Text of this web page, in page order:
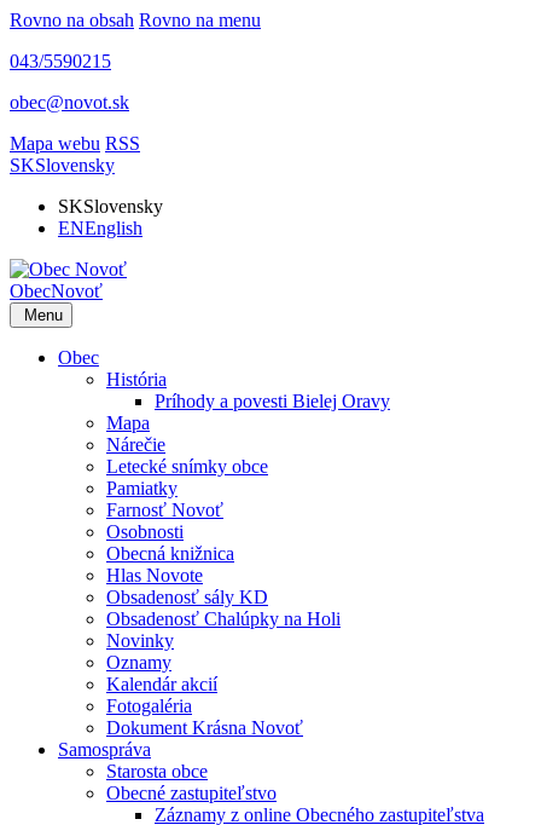
Rovno na obsah Rovno na menu
043/5590215
obec@novot.sk
Mapa webu RSS
SKSlovensky
SKSlovensky
ENEnglish
ObecNovoť
Menu
Obec
História
Príhody a povesti Bielej Oravy
Mapa
Nárečie
Letecké snímky obce
Pamiatky
Farnosť Novoť
Osobnosti
Obecná knižnica
Hlas Novote
Obsadenosť sály KD
Obsadenosť Chalúpky na Holi
Novinky
Oznamy
Kalendár akcií
Fotogaléria
Dokument Krásna Novoť
Samospráva
Starosta obce
Obecné zastupiteľstvo
Záznamy z online Obecného zastupiteľstva